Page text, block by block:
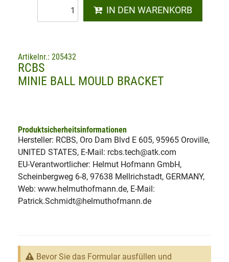
IN DEN WARENKORB
Artikelnr.: 205432
RCBS
MINIE BALL MOULD BRACKET
Produktsicherheitsinformationen
Hersteller: RCBS, Oro Dam Blvd E 605, 95965 Oroville,
UNITED STATES, E-Mail: rcbs.tech@atk.com
EU-Verantwortlicher: Helmut Hofmann GmbH,
Scheinbergweg 6-8, 97638 Mellrichstadt, GERMANY,
Web: www.helmuthofmann.de, E-Mail:
Patrick.Schmidt@helmuthofmann.de
Bevor Sie das Formular ausfüllen und